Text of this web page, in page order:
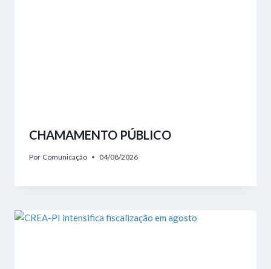
CHAMAMENTO PÚBLICO
Por Comunicação 04/08/2026